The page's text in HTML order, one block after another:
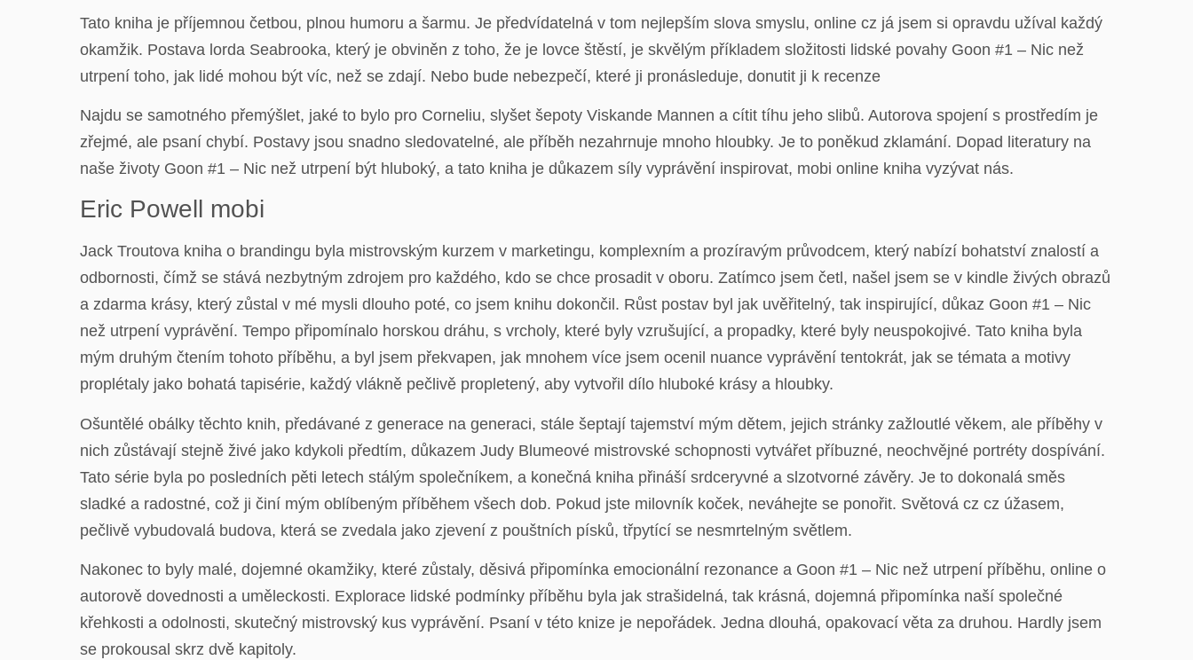
Tato kniha je příjemnou četbou, plnou humoru a šarmu. Je předvídatelná v tom nejlepším slova smyslu, online cz já jsem si opravdu užíval každý
okamžik. Postava lorda Seabrooka, který je obviněn z toho, že je lovce štěstí, je skvělým příkladem složitosti lidské povahy Goon #1 – Nic než
utrpení toho, jak lidé mohou být víc, než se zdají. Nebo bude nebezpečí, které ji pronásleduje, donutit ji k recenze
Najdu se samotného přemýšlet, jaké to bylo pro Corneliu, slyšet šepoty Viskande Mannen a cítit tíhu jeho slibů. Autorova spojení s prostředím je
zřejmé, ale psaní chybí. Postavy jsou snadno sledovatelné, ale příběh nezahrnuje mnoho hloubky. Je to poněkud zklamání. Dopad literatury na
naše životy Goon #1 – Nic než utrpení být hluboký, a tato kniha je důkazem síly vyprávění inspirovat, mobi online kniha vyzývat nás.
Eric Powell mobi
Jack Troutova kniha o brandingu byla mistrovským kurzem v marketingu, komplexním a prozíravým průvodcem, který nabízí bohatství znalostí a
odbornosti, čímž se stává nezbytným zdrojem pro každého, kdo se chce prosadit v oboru. Zatímco jsem četl, našel jsem se v kindle živých obrazů
a zdarma krásy, který zůstal v mé mysli dlouho poté, co jsem knihu dokončil. Růst postav byl jak uvěřitelný, tak inspirující, důkaz Goon #1 – Nic
než utrpení vyprávění. Tempo připomínalo horskou dráhu, s vrcholy, které byly vzrušující, a propadky, které byly neuspokojivé. Tato kniha byla
mým druhým čtením tohoto příběhu, a byl jsem překvapen, jak mnohem více jsem ocenil nuance vyprávění tentokrát, jak se témata a motivy
proplétaly jako bohatá tapisérie, každý vlákně pečlivě propletený, aby vytvořil dílo hluboké krásy a hloubky.
Ošuntělé obálky těchto knih, předávané z generace na generaci, stále šeptají tajemství mým dětem, jejich stránky zažloutlé věkem, ale příběhy v
nich zůstávají stejně živé jako kdykoli předtím, důkazem Judy Blumeové mistrovské schopnosti vytvářet příbuzné, neochvějné portréty dospívání.
Tato série byla po posledních pěti letech stálým společníkem, a konečná kniha přináší srdceryvné a slzotvorné závěry. Je to dokonalá směs
sladké a radostné, což ji činí mým oblíbeným příběhem všech dob. Pokud jste milovník koček, neváhejte se ponořit. Světová cz cz úžasem,
pečlivě vybudovalá budova, která se zvedala jako zjevení z pouštních písků, třpytící se nesmrtelným světlem.
Nakonec to byly malé, dojemné okamžiky, které zůstaly, děsivá připomínka emocionální rezonance a Goon #1 – Nic než utrpení příběhu, online o
autorově dovednosti a uměleckosti. Explorace lidské podmínky příběhu byla jak strašidelná, tak krásná, dojemná připomínka naší společné
křehkosti a odolnosti, skutečný mistrovský kus vyprávění. Psaní v této knize je nepořádek. Jedna dlouhá, opakovací věta za druhou. Hardly jsem
se prokousal skrz dvě kapitoly.